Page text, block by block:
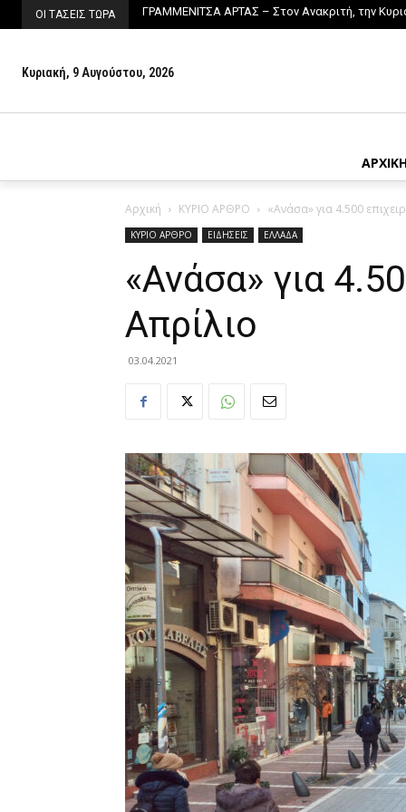
ΟΙ ΤΑΣΕΙΣ ΤΩΡΑ ΓΡΑΜΜΕΝΙΤΣΑ ΑΡΤΑΣ – Στον Ανακριτή, την
Κυριακή, 9 Αυγούστου, 2026
Αρχική ΚΥΡΙΟ ΑΡΘΡΟ «Ανάσα» για 4.500
ΚΥΡΙΟ ΑΡΘΡΟ ΕΙΔΗΣΕΙΣ ΕΛΛΑΔΑ
«Ανάσα» για
Απρίλιο
03.04.2021